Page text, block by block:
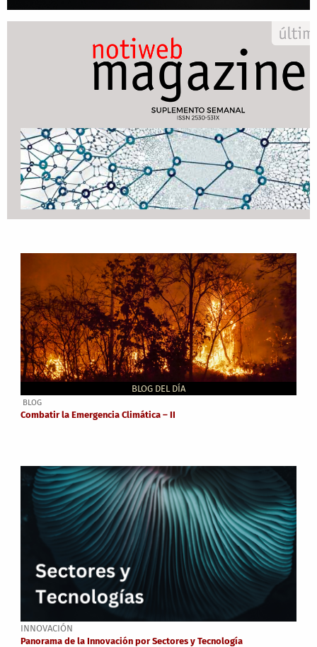
BLOG DEL DÍA
BLOG
Combatir la Emergencia Climática – II
INNOVACIÓN
Panorama de la Innovación por Sectores y Tecnología